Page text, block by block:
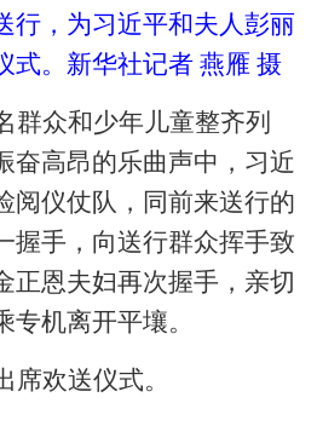
行，为习近平和夫人彭丽
式。新华社记者 燕雁 摄
群众和少年儿童整齐列
奋高昂的乐曲声中，习近
阅仪仗队，同前来送行的
握手，向送行群众挥手致
正恩夫妇再次握手，亲切
机离开平壤。
席欢送仪式。